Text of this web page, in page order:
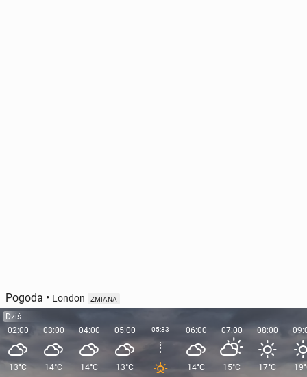
Pogoda • London ZMIANA
Dziś
02:00
13°C
03:00
14°C
04:00
14°C
05:00
13°C
05:33 06:00
14°C
07:00
15°C
08:00
17°C